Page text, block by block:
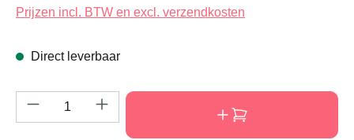
Prijzen incl. BTW en excl. verzendkosten
Direct leverbaar
Producthoeveelheid: Voer de gewenste